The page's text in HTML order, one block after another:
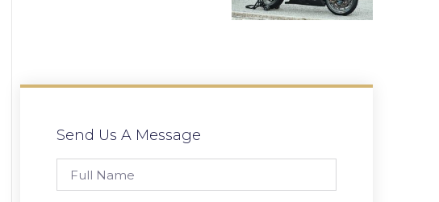
Send Us A Message